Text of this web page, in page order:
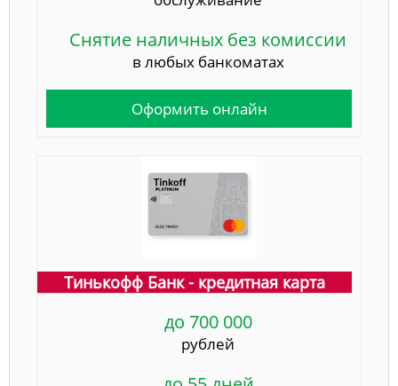
Снятие наличных без комиссии
в любых банкоматах
Оформить онлайн
Тинькофф Банк - кредитная карта
до 700 000
рублей